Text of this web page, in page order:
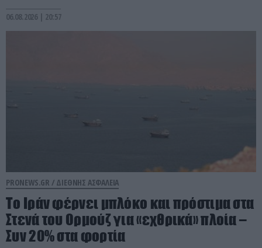
06.08.2026 | 20:57
PRONEWS.GR / ΔΙΕΘΝΗΣ ΑΣΦΑΛΕΙΑ
Το Ιράν φέρνει μπλόκο και πρόστιμα στα
Στενά του Ορμούζ για «εχθρικά» πλοία –
Συν 20% στα φορτία